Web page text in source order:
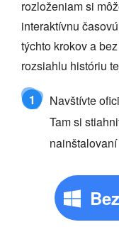
rozloženiam si
interaktívnu
týchto krokov a
rozsiahlu históriu
1
Navštívte
Tam si